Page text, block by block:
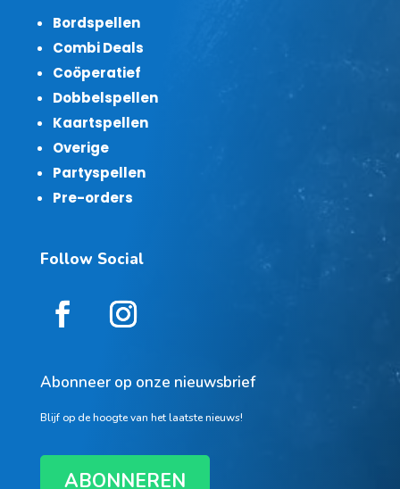
Bordspellen
Combi Deals
Coöperatief
Dobbelspellen
Kaartspellen
Overige
Partyspellen
Pre-orders
Follow Social
Abonneer op onze nieuwsbrief
Blijf op de hoogte van het laatste nieuws!
ABONNEREN